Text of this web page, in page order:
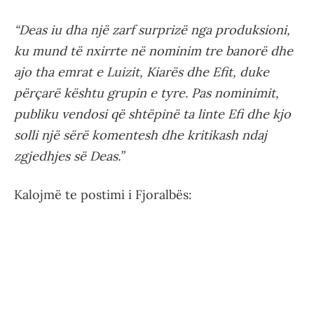
“Deas iu dha një zarf surprizë nga produksioni,
ku mund të nxirrte në nominim tre banorë dhe
ajo tha emrat e Luizit, Kiarës dhe Efit, duke
përçarë kështu grupin e tyre. Pas nominimit,
publiku vendosi që shtëpinë ta linte Efi dhe kjo
solli një sërë komentesh dhe kritikash ndaj
zgjedhjes së Deas.”
Kalojmë te postimi i Fjoralbës: